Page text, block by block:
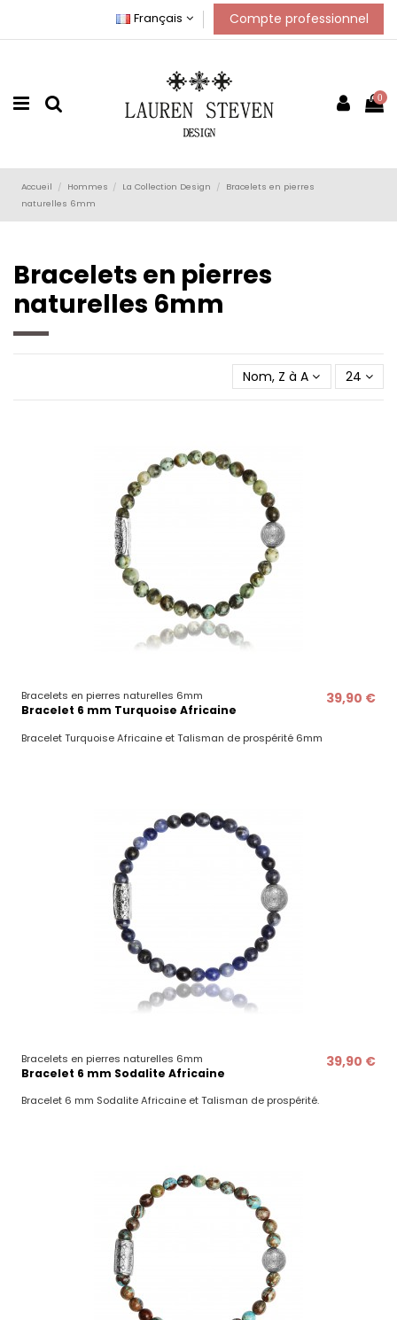
Français Compte professionnel
0
Accueil Hommes La Collection Design
Bracelets en pierres
naturelles 6mm
Bracelets en pierres
naturelles 6mm
Nom, Z à A 24
Bracelets en pierres naturelles 6mm
Bracelet 6 mm Turquoise Africaine
39,90 €
Bracelet Turquoise Africaine et Talisman de prospérité 6mm
Bracelets en pierres naturelles 6mm
Bracelet 6 mm Sodalite Africaine
39,90 €
Bracelet 6 mm Sodalite Africaine et Talisman de prospérité.